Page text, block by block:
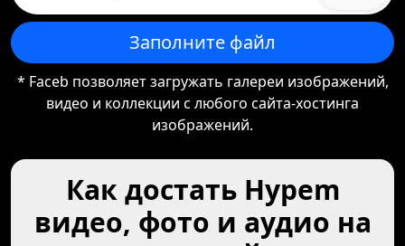
Заполните файл
* Faceb позволяет загружать галереи изображений,
видео и коллекции с любого сайта-хостинга
изображений.
Как достать Hypem
видео, фото и аудио на